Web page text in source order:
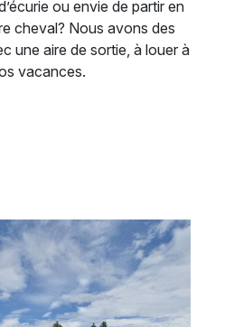
ou envie de partir en
cheval? Nous avons des
une aire de sortie, à louer à
vacances.